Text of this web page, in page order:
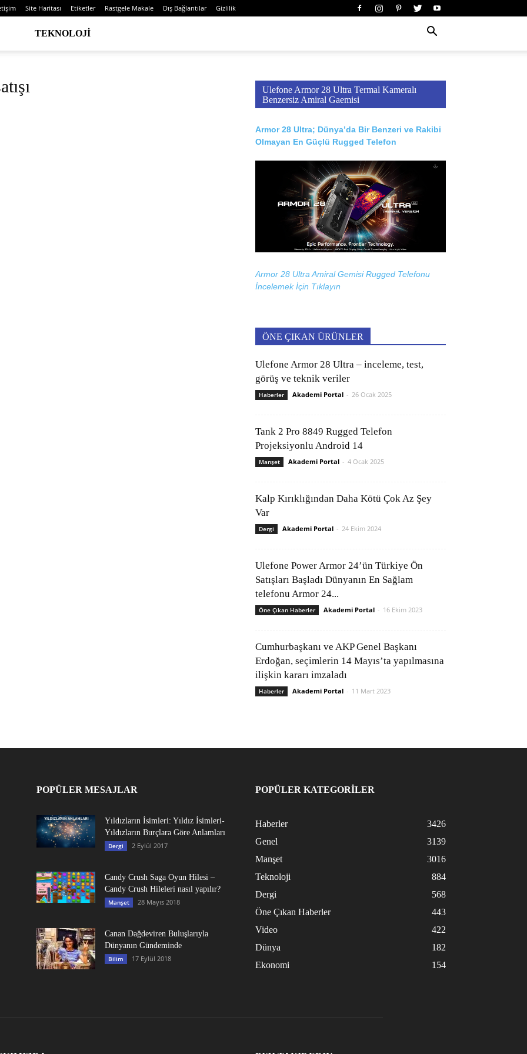
Site Haritası Etiketler Rastgele Makale Dış Bağlantılar Gizlilik
TEKNOLOJI
Ulefone Armor 28 Ultra Termal Kameralı
Benzersiz Amiral Gaemisi
Armor 28 Ultra; Dünya’da Bir Benzeri ve Rakibi
Olmayan En Güçlü Rugged Telefon
Armor 28 Ultra Amiral Gemisi Rugged Telefonu
İncelemek İçin Tıklayın
ÖNE ÇIKAN ÜRÜNLER
Ulefone Armor 28 Ultra – inceleme, test,
görüş ve teknik veriler
Haberler Akademi Portal - 26 Ocak 2025
Tank 2 Pro 8849 Rugged Telefon
Projeksiyonlu Android 14
Manşet Akademi Portal - 4 Ocak 2025
Kalp Kırıklığından Daha Kötü Çok Az Şey
Var
Dergi Akademi Portal - 24 Ekim 2024
Ulefone Power Armor 24’ün Türkiye Ön
Satışları Başladı Dünyanın En Sağlam
telefonu Armor 24...
Öne Çıkan Haberler Akademi Portal - 16 Ekim 2023
Cumhurbaşkanı ve AKP Genel Başkanı
Erdoğan, seçimlerin 14 Mayıs’ta yapılmasına
ilişkin kararı imzaladı
Haberler Akademi Portal - 11 Mart 2023
POPÜLER MESAJLAR
Yıldızların İsimleri: Yıldız İsimleri-
Yıldızların Burçlara Göre Anlamları
Dergi 2 Eylül 2017
Candy Crush Saga Oyun Hilesi –
Candy Crush Hileleri nasıl yapılır?
Manşet 28 Mayıs 2018
Canan Dağdeviren Buluşlarıyla
Dünyanın Gündeminde
Bilim 17 Eylül 2018
POPÜLER KATEGORİLER
Haberler
3426
Genel
3139
Manşet
3016
Teknoloji
884
Dergi
568
Öne Çıkan Haberler
443
Video
422
Dünya
182
Ekonomi
154